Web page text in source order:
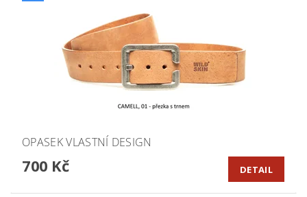
OPASEK VLASTNÍ DESIGN
700 Kč DETAIL